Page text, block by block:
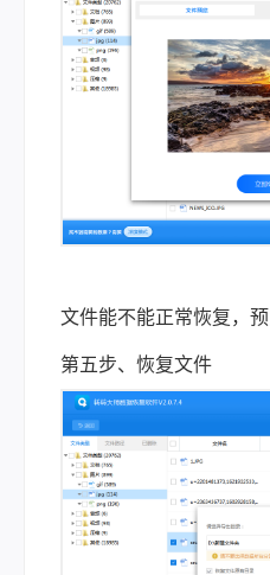
文件能不能正常恢复，预
第五步、恢复文件